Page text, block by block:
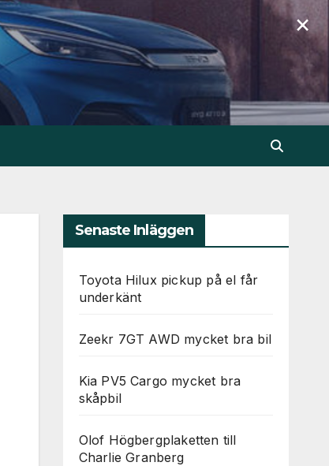
Senaste Inläggen
Toyota Hilux pickup på el får
underkänt
Zeekr 7GT AWD mycket bra bil
Kia PV5 Cargo mycket bra
skåpbil
Olof Högbergplaketten till
Charlie Granberg
×